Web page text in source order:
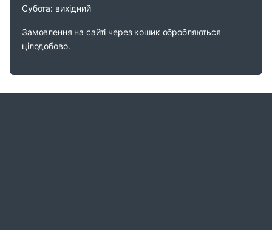
Субота: вихідний
Замовлення на сайті через кошик обробляються
цілодобово.